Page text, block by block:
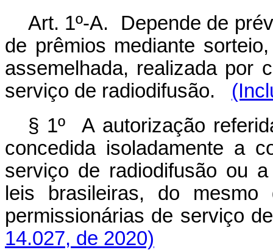
Art. 1º-A. Depende de
de prêmios mediante
assemelhada, realizada por
serviço de radiodifusão.
§ 1º A autorização
concedida isoladamente a
serviço de radiodifusão ou
leis brasileiras, do mesmo
permissionárias de serviço
14.027, de 2020)